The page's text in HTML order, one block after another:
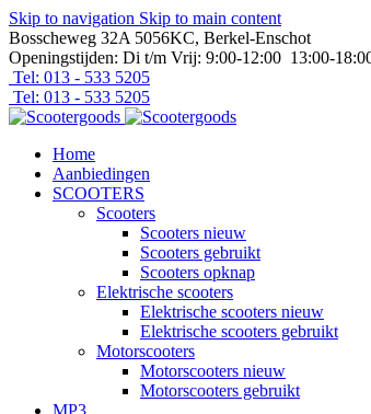
Skip to navigation Skip to main content
Bosscheweg 32A 5056KC, Berkel-Enschot
Openingstijden: Di t/m Vrij: 9:00-12:00 13:00-
Tel: 013 - 533 5205
Tel: 013 - 533 5205
Home
Aanbiedingen
SCOOTERS
Scooters
Scooters nieuw
Scooters gebruikt
Scooters opknap
Elektrische scooters
Elektrische scooters nieuw
Elektrische scooters gebruikt
Motorscooters
Motorscooters nieuw
Motorscooters gebruikt
MP3